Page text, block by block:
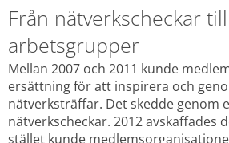
Från nätverkscheckar
arbetsgrupper
Mellan 2007 och 2011 kunde
ersättning för att inspirera och
nätverksträffar. Det skedde genom
nätverkscheckar. 2012 avskaffades
stället kunde